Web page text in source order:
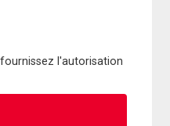
l'autorisation